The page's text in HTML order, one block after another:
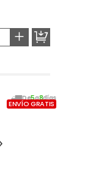
+
De5a8días
ENVÍO GRATIS